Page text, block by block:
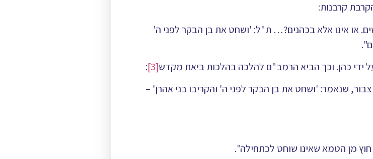
קרבנות:
או אינו אלא בכהנים?… ת"ל: 'ושחט את בן הבקר לפני ה'
ידי כהן. וכך הביא הרמב"ם להלכה בהלכות ביאת מקדש[3]
:
שנאמר: 'ושחט את בן הבקר לפני ה' והקריבו בני אהרן' –
מן הטמא שאינו שוחט לכתחילה".